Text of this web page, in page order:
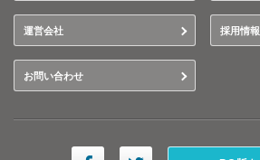
運営会社 採用情報
お問い合わせ